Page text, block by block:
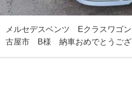
メルセデスベンツ Eクラスワ
古屋市 B様 納車おめでとうご